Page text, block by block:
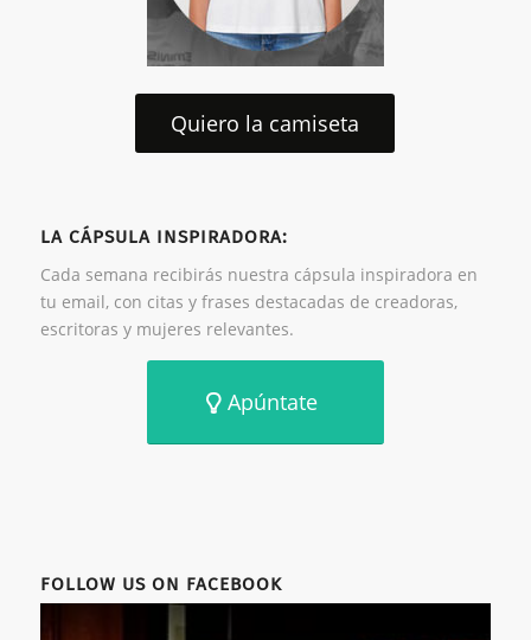
Quiero la camiseta
LA CÁPSULA INSPIRADORA:
Cada semana recibirás nuestra cápsula inspiradora en
tu email, con citas y frases destacadas de creadoras,
escritoras y mujeres relevantes.
Apúntate
FOLLOW US ON FACEBOOK